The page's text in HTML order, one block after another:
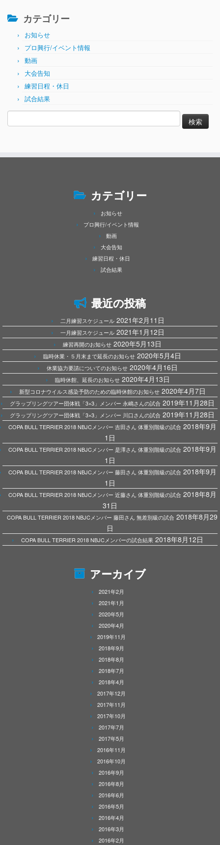
カテゴリー
お知らせ
プロ興行/イベント情報
動画
大会告知
練習日程・休日
試合結果
索:
カテゴリー
お知らせ
プロ興行/イベント情報
動画
大会告知
練習日程・休日
試合結果
最近の投稿
二月練習スケジュール 2021年2月11日
一月練習スケジュール 2021年1月12日
練習再開のお知らせ 2020年5月13日
臨時休業・５月末まで延長のお知らせ 2020年5月4日
休業協力要請についてのお知らせ 2020年4月16日
臨時休館、延長のお知らせ 2020年4月13日
新型コロナウイルス感染予防のための臨時休館のお知らせ 2020年4月7日
グラップリングツアー団体戦「3×3」メンバー 永嶋さんの試合 2019年11月28日
グラップリングツアー団体戦「3×3」メンバー 川口さんの試合 2019年11月28日
COPA BULL TERRIER 2018 NBJCメンバー 吉田さん 体重別階級の試合 2018年9月
1日
COPA BULL TERRIER 2018 NBJCメンバー 是澤さん 体重別階級の試合 2018年9月
1日
COPA BULL TERRIER 2018 NBJCメンバー 藤田さん 体重別階級の試合 2018年9月
1日
COPA BULL TERRIER 2018 NBJCメンバー 近藤さん 体重別階級の試合 2018年8月
31日
COPA BULL TERRIER 2018 NBJCメンバー 藤田さん 無差別級の試合 2018年8月29
日
COPA BULL TERRIER 2018 NBJCメンバーの試合結果 2018年8月12日
アーカイブ
2021年2月
2021年1月
2020年5月
2020年4月
2019年11月
2018年9月
2018年8月
2018年7月
2018年4月
2017年12月
2017年11月
2017年10月
2017年7月
2017年5月
2016年11月
2016年10月
2016年9月
2016年8月
2016年6月
2016年5月
2016年4月
2016年3月
2016年2月